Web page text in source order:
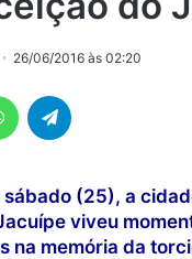
26/06/2016 às 02:20
WhatsApp
(25), a
viveu
na memória da